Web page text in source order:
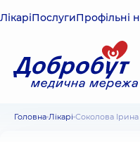
ЛікаріПослугиПрофільні
Головна Лікарі Соколова